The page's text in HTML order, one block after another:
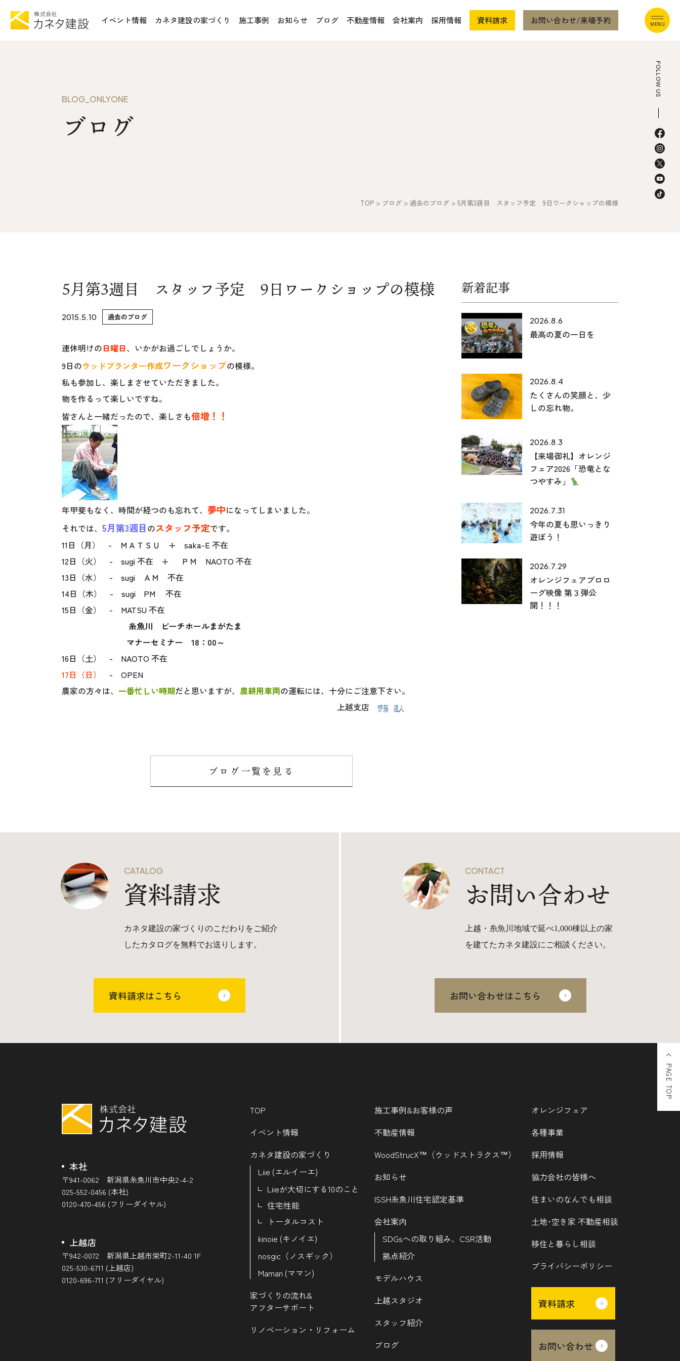
カネタ建設の家づくり
Liie (エルイーエ)
Liieが大切にする10のこと
ブログ
プライバシーポリシー
お問い合わせ
上越店
イベント情報 カネタ建設の家づくり 施工事例 お知らせ ブログ 不動産情報 会社案内 採用情報 資料請求 お問い合わせ/来場予約
FOLLOW US
BLOG_ONLYONE
ブログ
TOP > ブログ > 過去のブログ > 5月第3週目 スタッフ予定 9日ワークショップの模様
5月第3週目 スタッフ予定 9日ワークショップの模様
2015.5.10 過去のブログ
連休明けの日曜日、いかがお過ごしでしょうか。
9日のウッドプランター作成ワークショップの模様。
私も参加し、楽しまさせていただきました。
物を作るって楽しいですね。
皆さんと一緒だったので、楽しさも倍増！！
年甲斐もなく、時間が経つのも忘れて、 夢中になってしまいました。
それでは、 5月第3週目のスタッフ予定です。
11日（月） - ＭＡＴＳＵ + saka-E 不在
12日（火） - sugi 不在 + ＰＭ NAOTO 不在
13日（水） - sugi ＡＭ 不在
14日（木） - sugi PM 不在
15日（金） - MATSU 不在
糸魚川 ビーチホールまがたま
マナーセミナー 18：00～
16日（土） - NAOTO 不在
17日（日）
- OPEN
農家の方々は、 一番忙しい時期だと思いますが、 農耕用車両の運転には、十分にご注意下さい。
上越支店
ブログ一覧を見る
新着記事
2026.8.6
最高の夏の一日を
2026.8.4
たくさんの笑顔と、少
しの忘れ物。
2026.8.3
【来場御礼】オレンジ
フェア2026「恐竜とな
つやすみ」
2026.7.31
今年の夏も思いっきり
遊ぼう！
2026.7.29
オレンジフェアプロロ
ーグ映像 第３弾公
開！！！
CATALOG
資料請求
カネタ建設の家づくりのこだわりをご紹介
したカタログを無料でお送りします。
資料請求はこちら
CONTACT
お問い合わせ
上越・糸魚川地域で延べ1,000棟以上の家
を建てたカネタ建設にご相談ください。
お問い合わせはこちら
本社
〒941-0062 新潟県糸魚川市中央2-4-2
025-552-0456 (本社)
0120-470-456 (フリーダイヤル)
上越店
〒942-0072 新潟県上越市栄町2-11-40 1F
025-530-6711 (上越店)
0120-696-711 (フリーダイヤル)
TOP
イベント情報
カネタ建設の家づくり
Liie (エルイーエ)
Liieが大切にする10のこと
住宅性能
トータルコスト
kinoie (キノイエ)
nosgic（ノスギック）
Maman (ママン)
家づくりの流れ&
アフターサポート
リノベーション・リフォーム
施工事例&お客様の声
不動産情報
WoodStrucX™（ウッドストラクス™）
お知らせ
ISSH糸魚川住宅認定基準
会社案内
SDGsへの取り組み、CSR活動
拠点紹介
モデルハウス
上越スタジオ
スタッフ紹介
ブログ
オレンジフェア
各種事業
採用情報
協力会社の皆様へ
住まいのなんでも相談
土地･空き家 不動産相談
移住と暮らし相談
プライバシーポリシー
資料請求
お問い合わせ
PAGE TOP